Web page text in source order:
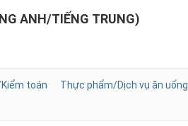
ANH/TIẾNG TRUNG)
toán
Thực phẩm/Dịch vụ ăn uống